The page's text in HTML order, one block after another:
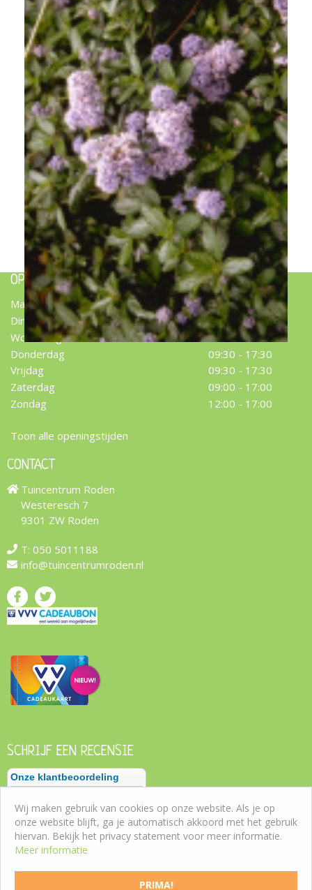
Kruipende herfstsering
Ceanothus thyrsiflorus var. repens
OPENINGSTIJDEN
Maandag
09:30 - 17:30
Dinsdag
09:30 - 17:30
Woensdag
09:30 - 17:30
Donderdag
09:30 - 17:30
Vrijdag
09:30 - 17:30
Zaterdag
09:00 - 17:00
Zondag
12:00 - 17:00
Toon alle openingstijden
CONTACT
Tuincentrum Roden
Westeresch 7
9301 ZW Roden
T: 050 5011188
info@tuincentrumroden.nl
SCHRIJF EEN RECENSIE
PRIMA!
Wij maken gebruik van cookies op onze website. Als je op
onze website blijft, ga je automatisch akkoord met het gebruik
hiervan. Bekijk het privacy statement voor meer informatie.
Meer informatie